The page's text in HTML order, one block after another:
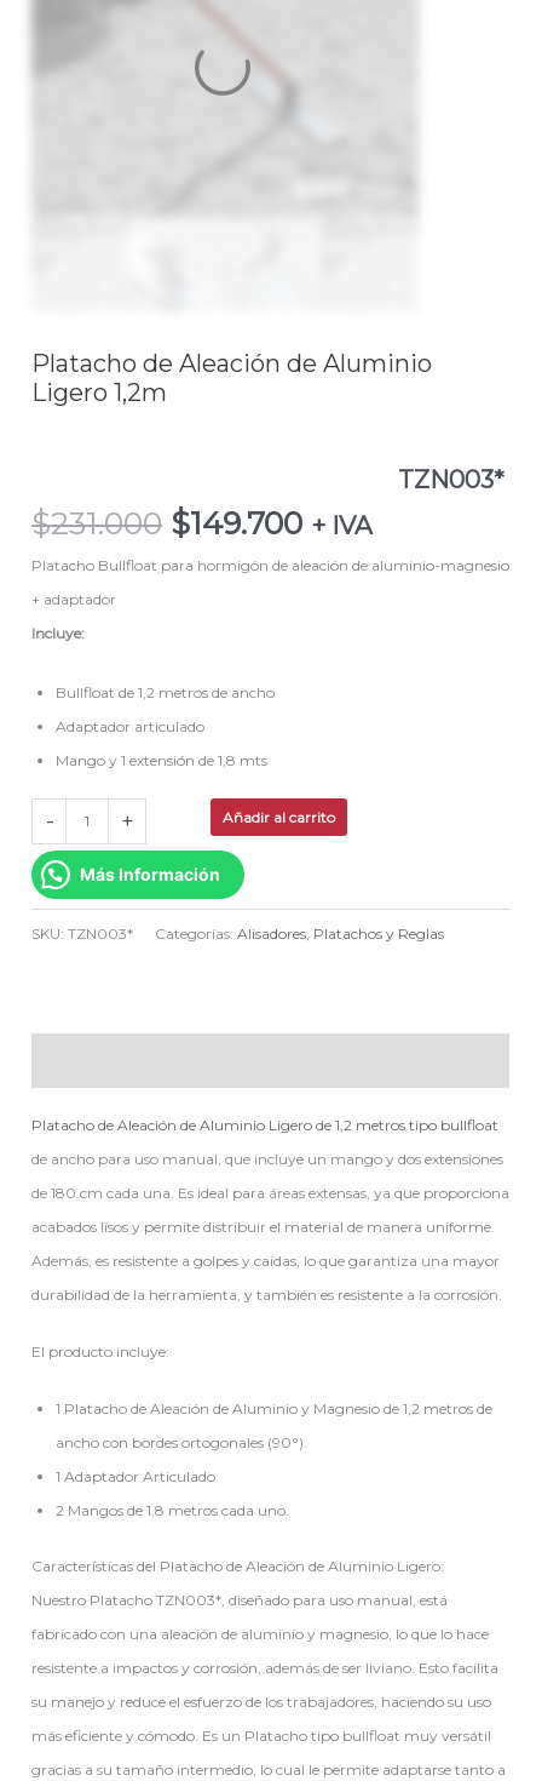
Platacho de Aleación de Aluminio
Ligero 1,2m
TZN003*
$231.000 $149.700 + IVA
Platacho Bullfloat para hormigón de aleación de aluminio-magnesio
+ adaptador
Incluye:
Bullfloat de 1,2 metros de ancho
Adaptador articulado
Mango y 1 extensión de 1,8 mts
-
cantidad
+ Añadir al carrito
Más Información
SKU:TZN003* Categorías:Alisadores Platachos y Reglas
Platacho de Aleación de Aluminio Ligero de 1,2 metros tipo bullfloat
de ancho para uso manual, que incluye un mango y dos extensiones
de 180 cm cada una. Es ideal para áreas extensas, ya que proporciona
acabados lisos y permite distribuir el material de manera uniforme.
Además, es resistente a golpes y caídas, lo que garantiza una mayor
durabilidad de la herramienta, y también es resistente a la corrosión.
El producto incluye:
1 Platacho de Aleación de Aluminio y Magnesio de 1,2 metros de
ancho con bordes ortogonales (90°).
1 Adaptador Articulado.
2 Mangos de 1,8 metros cada uno.
Características del Platacho de Aleación de Aluminio Ligero:
Nuestro Platacho TZN003*, diseñado para uso manual, está
fabricado con una aleación de aluminio y magnesio, lo que lo hace
resistente a impactos y corrosión, además de ser liviano. Esto facilita
su manejo y reduce el esfuerzo de los trabajadores, haciendo su uso
más eficiente y cómodo. Es un Platacho tipo bullfloat muy versátil
gracias a su tamaño intermedio, lo cual le permite adaptarse tanto a